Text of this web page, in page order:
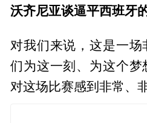
沃齐尼亚谈逼平西班牙
对我们来说，这是一
们为这一刻、为这个梦
对这场比赛感到非常、